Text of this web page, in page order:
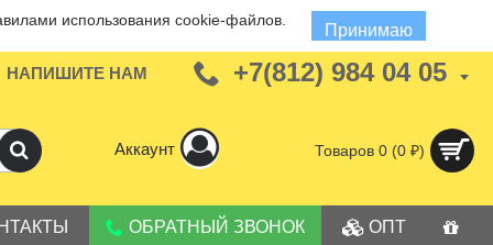
использования cookie-файлов.
Принимаю
НАПИШИТЕ НАМ +7(812) 984 04 05
Аккаунт Товаров 0 (0 ₽)
ОБРАТНЫЙ ЗВОНОК ОПТ